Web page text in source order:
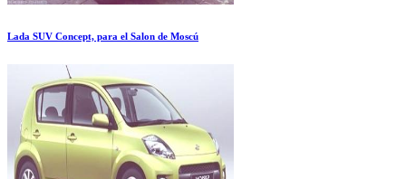
Lada SUV Concept, para el Salon de Moscú